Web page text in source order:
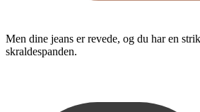
Men dine jeans er revede, og du har en
skraldespanden.